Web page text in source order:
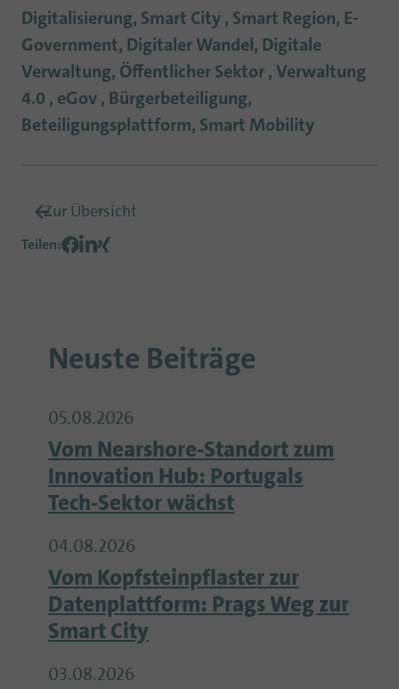
Digitalisierung, Smart City , Smart Region, E-
Government, Digitaler Wandel, Digitale
Verwaltung, Öffentlicher Sektor , Verwaltung
4.0 , eGov , Bürgerbeteiligung,
Beteiligungsplattform, Smart Mobility
Zur Übersicht
Teilen:
Neuste Beiträge
05.08.2026
Vom Nearshore-Standort zum
Innovation Hub: Portugals
Tech-Sektor wächst
04.08.2026
Vom Kopfsteinpflaster zur
Datenplattform: Prags Weg zur
Smart City
03.08.2026